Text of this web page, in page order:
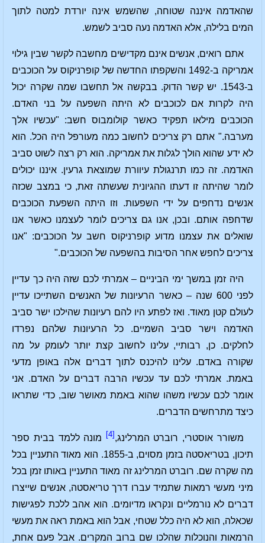
שהאדמה איננה שטוחה, שהשמש אינה יורדת למטה לתוך
המים בלילה, אלא האדמה נעה סביב לשמש.
אתם רואים, אנשים אינם מקדישים מחשבה לקשר שבין גילוי
אמריקה ב-1492 והשקפתו החדשה של קופרניקוס על הכוכבים
ב-1543. יש קשר הדוק. בבקשה אל תחשבו שמה שקרה יכול
היה לקרות אם לכוכבים לא היתה השפעה על בני האדם.
הכוכבים מילאו תפקיד כאשר קולומבוס חשב: "עכשיו אלך
מערבה." אתם רק צריכים לחשוב כמה מעורפל היה הכל. הוא
לא ידע שהוא הולך לגלות את אמריקה. הוא רק רצה לשוט סביב
האדמה. זה כמו תרנגולת עיוורת שמוצאת גרעין. איננו יכולים
לומר שהיתה זו דעתו ההגיונית שעשתה זאת, כי במצב שכזה
אנשים נדחפים על ידי השפעות. וזו היתה השפעת הכוכבים
שדחפה אותם. ובכן, אנו גם צריכים לומר לעצמנו כאשר אנו
שואלים את עצמנו מדוע קופרניקוס חשב על הכוכבים: "אנו
צריכים לחפש אחר הסיבות בהשפעה של הכוכבים."
היה זמן במשך ימי הביניים – אמרתי לכם שזה היה כך עדיין
לפני 600 שנה – כאשר הרעיונות של האנשים השתייכו עדיין
לעולם קטן מאוד. ואז לפתע היו להם רעיונות שהילכו ישר סביב
האדמה וישר סביב השמיים. כל הרעיונות שלהם נפרדו
לחלקים. כן, רבותיי, עלינו לחשוב קצת יותר לעומק על מה
שקורה באדם. עלינו להיכנס לתוך דברים אלה באופן מדעי
באמת. אמרתי לכם עד עכשיו הרבה דברים על האדם. אני
אומר לכם עכשיו משהו שהוא באמת מאושר שוב, כדי שתראו
כיצד מתרחשים הדברים.
משורר אוסטרי, רוברט המרלינג, [4]
מונה ללמד בבית ספר
תיכון, בטריאסטה בזמן מסוים, ב-1855. הוא מאוד התעניין בכל
מה שקרה שם. רוברט המרלינג זה מאוד התעניין באותו זמן בכל
מיני מעשי רמאות שתמיד עברו דרך טריאסטה, אנשים שייצרו
דברים לא נורמליים ונקראו מדיומים. הוא אהב ללכת לפגישות
שכאלה, הוא לא היה כלל שטחי, אבל הוא באמת ראה את מעשי
הרמאות והנוכלות שהלכו שם ברוב המקרים. אבל פעם אחת,